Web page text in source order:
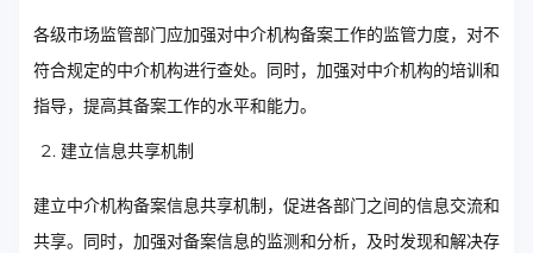
各级市场监管部门应加强对中介机构备案工作的监管力度，对不
符合规定的中介机构进行查处。同时，加强对中介机构的培训和
指导，提高其备案工作的水平和能力。
建立信息共享机制
建立中介机构备案信息共享机制，促进各部门之间的信息交流和
共享。同时，加强对备案信息的监测和分析，及时发现和解决存